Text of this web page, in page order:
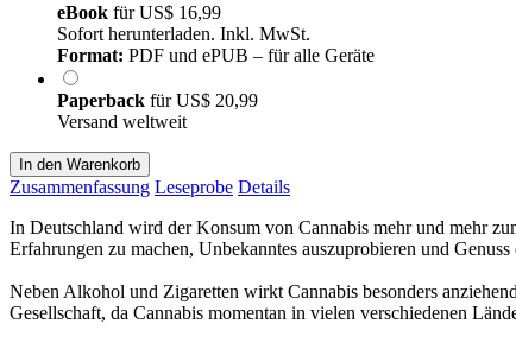
eBook fürUS$ 16,99
Sofort herunterladen. Inkl. MwSt.
Format: PDF und ePUB – für alle Geräte
Paperback fürUS$ 20,99
Versand weltweit
In den Warenkorb
Zusammenfassung Leseprobe Details
In Deutschland wird der Konsum von Cannabis mehr und mehr
Erfahrungen zu machen, Unbekanntes auszuprobieren und
Neben Alkohol und Zigaretten wirkt Cannabis besonders
Gesellschaft, da Cannabis momentan in vielen verschiedenen